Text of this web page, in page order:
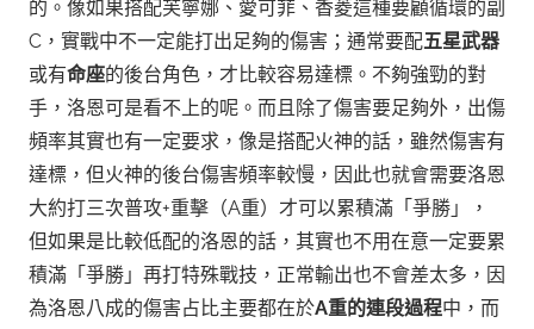
的。像如果搭配芙寧娜、愛可菲、香菱這種要顧循環的副
C，實戰中不一定能打出足夠的傷害；通常要配五星武器
或有命座的後台角色，才比較容易達標。不夠強勁的對
手，洛恩可是看不上的呢。 而且除了傷害要足夠外，出傷
頻率其實也有一定要求，像是搭配火神的話，雖然傷害有
達標，但火神的後台傷害頻率較慢，因此也就會需要洛恩
大約打三次普攻+重擊（A重）才可以累積滿「爭勝」，
但如果是比較低配的洛恩的話，其實也不用在意一定要累
積滿「爭勝」再打特殊戰技，正常輸出也不會差太多，因
為洛恩八成的傷害占比主要都在於A重的連段過程中，而